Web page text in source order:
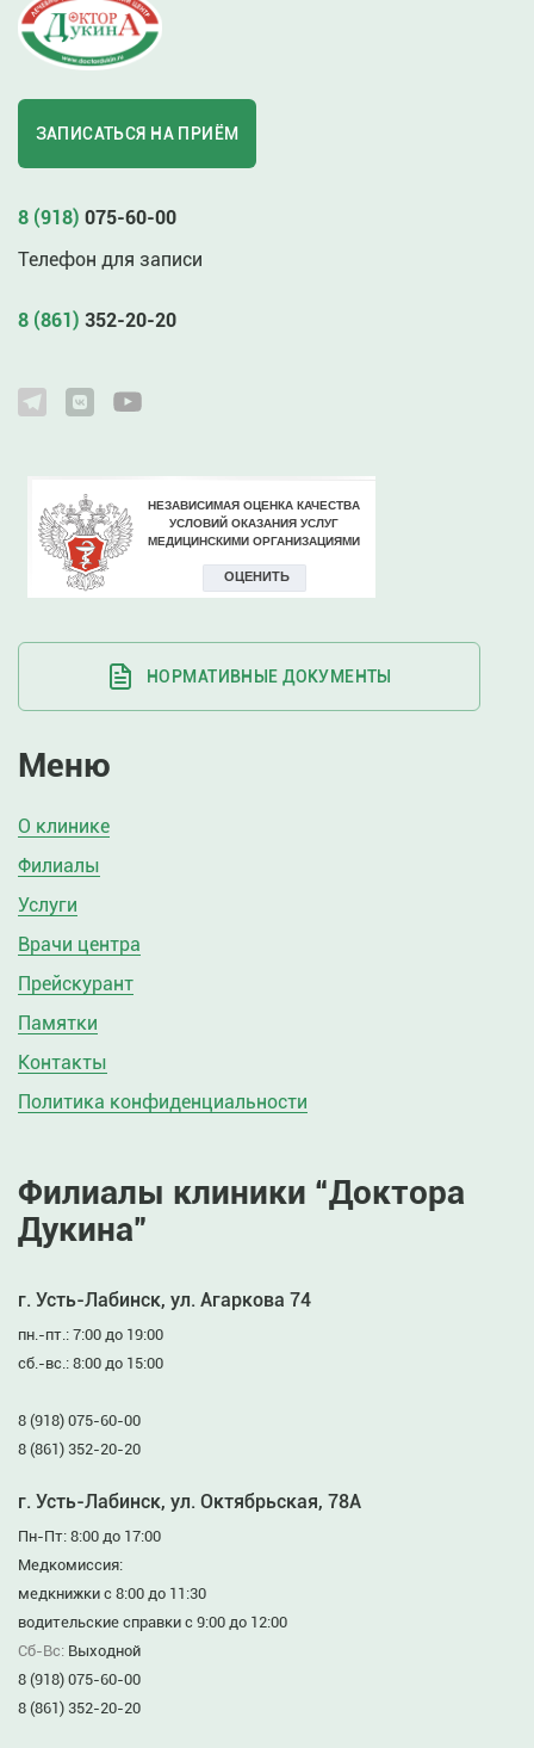
ЗАПИСАТЬСЯ НА ПРИЁМ
8 (918) 075-60-00
Телефон для записи
8 (861) 352-20-20
НОРМАТИВНЫЕ ДОКУМЕНТЫ
Меню
О клинике
Филиалы
Услуги
Врачи центра
Прейскурант
Памятки
Контакты
Политика конфиденциальности
Филиалы клиники “Доктора
Дукина”
г. Усть-Лабинск, ул. Агаркова 74
пн.-пт.: 7:00 до 19:00
сб.-вс.: 8:00 до 15:00
8 (918) 075-60-00
8 (861) 352-20-20
г. Усть-Лабинск, ул. Октябрьская, 78А
Пн-Пт: 8:00 до 17:00
Медкомиссия:
медкнижки с 8:00 до 11:30
водительские справки с 9:00 до 12:00
Сб-Вс: Выходной
8 (918) 075-60-00
8 (861) 352-20-20